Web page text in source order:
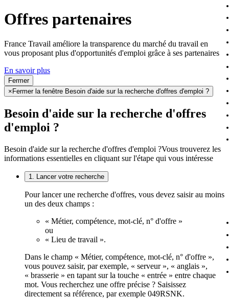
Offres partenaires
France Travail améliore la transparence du marché du travail en
vous proposant plus d'opportunités d'emploi grâce à ses partenaires
En savoir plus
Fermer
× Fermer la fenêtre Besoin d'aide sur la recherche d'offres d'emploi ?
Besoin d'aide sur la recherche d'offres
d'emploi ?
Besoin d'aide sur la recherche d'offres d'emploi ?Vous trouverez les
informations essentielles en cliquant sur l'étape qui vous intéresse
1. Lancer votre recherche
Pour lancer une recherche d'offres, vous devez saisir au moins
un des deux champs :
« Métier, compétence, mot-clé, n° d'offre »
ou
« Lieu de travail ».
Dans le champ « Métier, compétence, mot-clé, n° d'offre »,
vous pouvez saisir, par exemple, « serveur », « anglais »,
« brasserie » en tapant sur la touche « entrée » entre chaque
mot. Vous recherchez une offre précise ? Saisissez
directement sa référence, par exemple 049RSNK.